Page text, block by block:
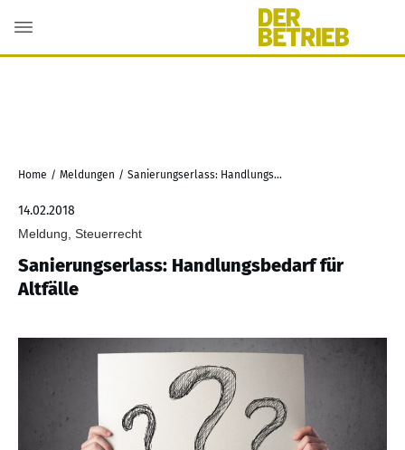
Home / Meldungen / Sanierungserlass: Handlungsbedarf für Altfälle
14.02.2018
Meldung, Steuerrecht
Sanierungserlass: Handlungsbedarf für
Altfälle